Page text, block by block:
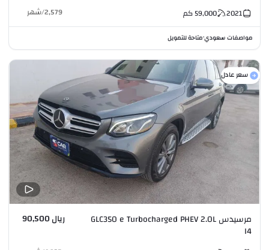
2021
59,000كم 2,579
/شهر
مواصفات سعودي•متاحة للتمويل
سعر عادل
مرسيدس GLC350 e Turbocharged PHEV 2.0L
I4
ريال 90,500